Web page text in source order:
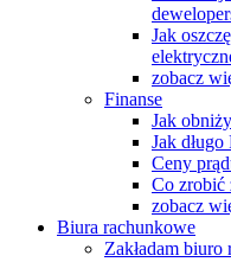
Jak
zobacz
Finanse
Jak
Jak
Ceny
Co zrobić
zobacz
Biura rachunkowe
Zakładam biuro